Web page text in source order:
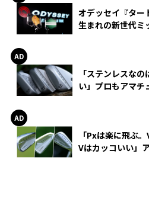
オデッセイ『ター
生まれの新世代ミ
「ステンレスな
い」プロもアマチ
「Pxは楽に飛ぶ
Vはカッコいい」